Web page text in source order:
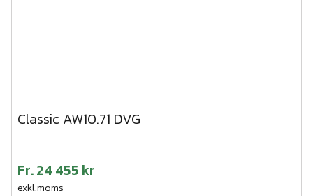
Classic AW10.71 DVG
Fr.24 455 kr
exkl.moms